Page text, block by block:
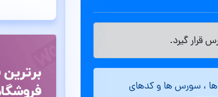
قرار گیرد.
ها ، سورس ها و کدهای